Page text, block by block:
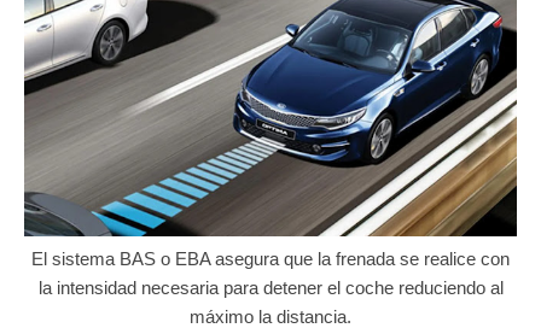
El sistema BAS o EBA asegura que la frenada se realice con
la intensidad necesaria para detener el coche reduciendo al
máximo la distancia.